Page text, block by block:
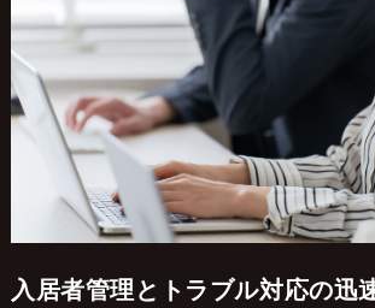
入居者管理とトラブル対応の迅